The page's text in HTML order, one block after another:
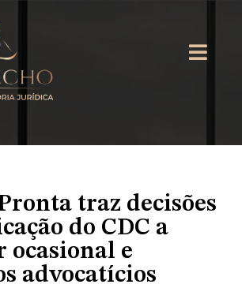
traz decisões
do CDC a
ocasional e
advocatícios